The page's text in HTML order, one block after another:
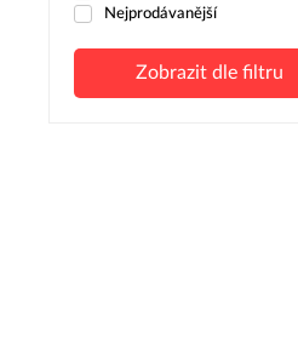
Nejprodávanější
Zobrazit dle filtru